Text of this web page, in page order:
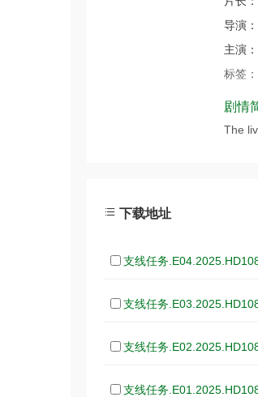
导演：
主演：
标签：
剧情
The
下载地址
支线任务
支线任务
支线任务
支线任务